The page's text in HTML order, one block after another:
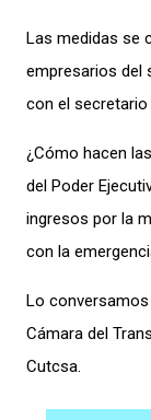
Las medidas se
empresarios del
con el secretario
¿Cómo hacen
del Poder
ingresos por la
con la
Lo conversamos
Cámara del
Cutcsa.